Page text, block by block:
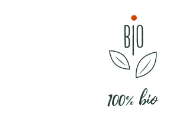
100% bio